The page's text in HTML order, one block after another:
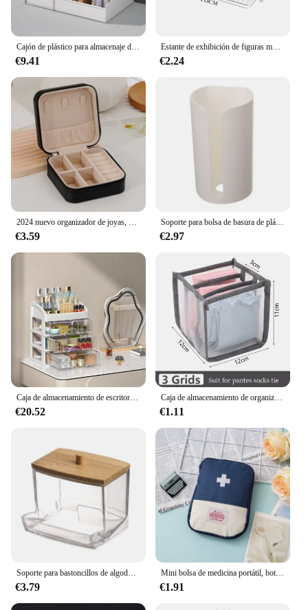
ensuring that your car remains a haven of order and
efficiency.
Cajón de plástico para almacenaje de maquillaje, estante de acabado para dormitorio, cosméticos, cuidado de la piel, tocador, caja de papelería de escritorio
€9.41
Estante de exhibición de figuras montado en la pared de acrílico transparente autoadhesivo, estante de almacenamiento de modelos de personajes, soporte de juguetes, soporte de aromaterapia
€2.24
2024 nuevo organizador de joyas, caja de joyería de PU de viaje, joyero portátil de viaje, organizador de almacenamiento, soporte para pendientes, regalo
€3.59
Soporte para bolsa de basura de plástico sin clavos para colgar en la pared, caja de almacenamiento para bolsa de basura montada, contenedor de almohadilla de algodón para el hogar, cocina y baño
€2.97
€20.52
Caja de almacenamiento de organización de pantalones vaqueros, organizador de armario, sistema de organización de ropa, organizadores de cajones, gabinete, organizador de almacenamiento de pantalones
€1.11
€3.79
Mini bolsa de medicina portátil, botiquín de primeros auxilios de viaje, bolsa de medicina, bolsa de almacenamiento, botiquín de supervivencia, caja de medicina, emergencia al aire libre, Camping
€1.91